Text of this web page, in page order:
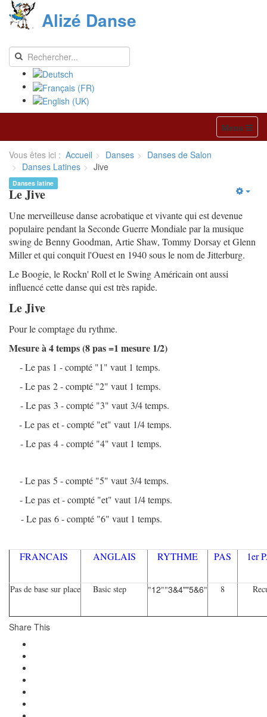
Alizé Danse
Menu
Vous êtes ici : Accueil Danses
Danses de Salon
Danses Latines
Jive
Danses latine
Le Jive
Une merveilleuse danse acrobatique et vivante qui est devenue
populaire pendant la Seconde Guerre Mondiale par la musique
swing de Benny Goodman, Artie Shaw, Tommy Dorsay et Glenn
Miller et qui conquit l'Ouest en 1940 sous le nom de Jitterburg.
Le Boogie, le Rockn' Roll et le Swing Américain ont aussi
influencé cette danse qui est très rapide.
Le Jive
Pour le comptage du rythme.
Mesure à 4 temps (8 pas =1 mesure 1/2)
- Le pas 1 - compté "1" vaut 1 temps.
- Le pas 2 - compté "2" vaut 1 temps.
- Le pas 3 - compté "3" vaut 3/4 temps.
- Le pas et - compté "et" vaut 1/4 temps.
- Le pas 4 - compté "4" vaut 1 temps.
- Le pas 5 - compté "5" vaut 3/4 temps.
- Le pas et - compté "et" vaut 1/4 temps.
- Le pas 6 - compté "6" vaut 1 temps.
FRANCAIS ANGLAIS RYTHME PAS 1er
Pas de base sur place Basic step "12""3&4""5&6" 8
Share This